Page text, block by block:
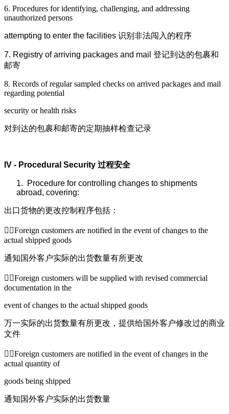
6. Procedures for identifying, challenging, and addressing
unauthorized persons
attempting to enter the facilities 识别非法闯入的程序
7. Registry of arriving packages and mail 登记到达的包裹和
邮寄
8. Records of regular sampled checks on arrived packages and mail
regarding potential
security or health risks
对到达的包裹和邮寄的定期抽样检查记录
IV - Procedural Security 过程安全
1.
Procedure for controlling changes to shipments
abroad, covering:
出口货物的更改控制程序包括：
Foreign customers are notified in the event of changes to the
actual shipped goods
通知国外客户实际的出货数量有所更改
Foreign customers will be supplied with revised commercial
documentation in the
event of changes to the actual shipped goods
万一实际的出货数量有所更改，提供给国外客户修改过的商业
文件
Foreign customers are notified in the event of changes in the
actual quantity of
goods being shipped
通知国外客户实际的出货数量